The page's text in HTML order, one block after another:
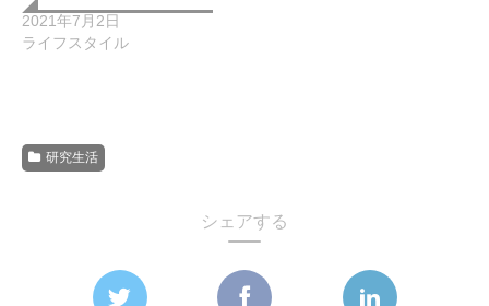
2021年7月2日
ライフスタイル
研究生活
シェアする